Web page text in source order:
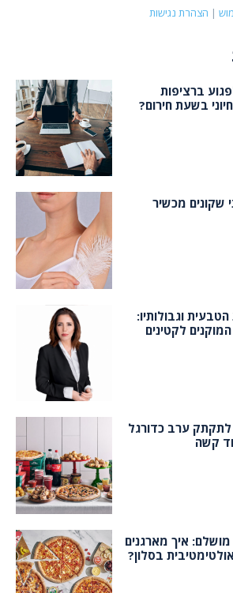
| הצהרת נגישות
ברציפות
בשעת חירום?
שקונים מכשיר
וגבולותיו:
לקטינים
ערב כדורגל
קשה
איך מארגנים
בסלון?